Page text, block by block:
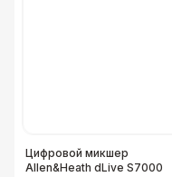
Цифровой микшер
Allen&Heath dLive S7000